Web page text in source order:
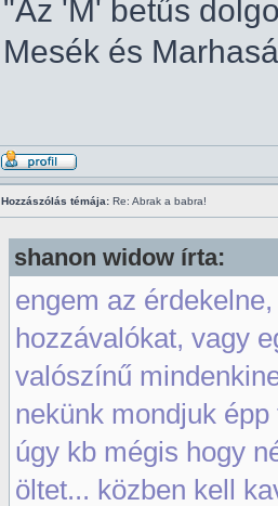
"Az 'M' betűs
Mesék és
Hozzászólás témája: Re: Abrak a babra!
shanon widow írta:
engem az
hozzávalókat, vagy
valószínű
nekünk mondjuk
úgy kb mégis hogy
öltet... közben kell